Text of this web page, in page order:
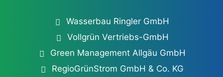
Wasserbau Ringler GmbH
Vollgrün Vertriebs-GmbH
Green Management Allgäu GmbH
RegioGrünStrom GmbH & Co. KG